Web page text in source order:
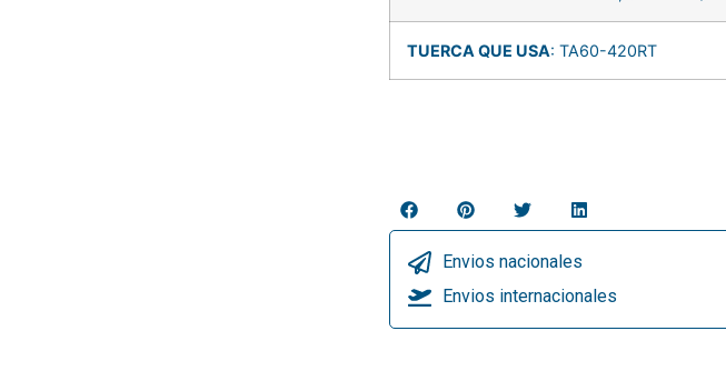
TUERCA QUE USA: TA60-420RT
Envios nacionales
Envios internacionales